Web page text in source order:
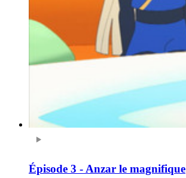
Épisode 3 - Anzar le magnifique